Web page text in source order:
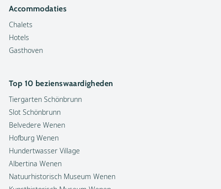
Accommodaties
Chalets
Hotels
Gasthoven
Top 10 bezienswaardigheden
Tiergarten Schönbrunn
Slot Schönbrunn
Belvedere Wenen
Hofburg Wenen
Hundertwasser Village
Albertina Wenen
Natuurhistorisch Museum Wenen